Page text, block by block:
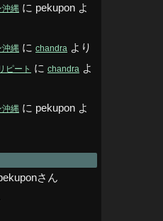
縄 に pekupon よ
縄 に chandra より
ピート に chandra よ
縄 に pekupon よ
さん